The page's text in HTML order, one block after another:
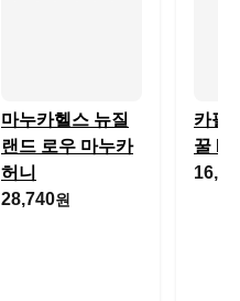
마누카헬스 뉴질
랜드 로우 마누카
허니
28,740원
카필
꿀